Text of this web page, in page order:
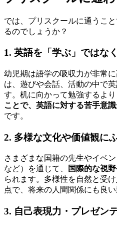
では、プリスクールに通うこ
るのでしょうか？
1. 英語を「学ぶ」ではな
幼児期は語学の吸収力が非常
は、遊びや会話、活動の中で
す。机に向かって勉強するより
ことで、英語に対する苦手意
です。
2. 多様な文化や価値観に
さまざまな国籍の先生やイベ
など）を通じて、
国際的な視
られます。多様性を自然と受
点で、将来の人間関係にも良い
3. 自己表現力・プレゼン